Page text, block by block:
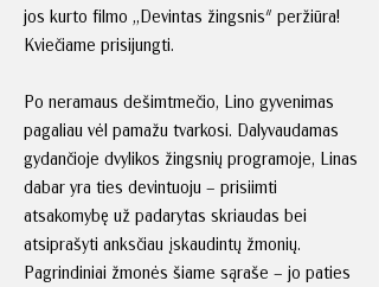
jos kurto filmo „Devintas žingsnis" peržiūra!
Kviečiame prisijungti.
Po neramaus dešimtmečio, Lino gyvenimas
pagaliau vėl pamažu tvarkosi. Dalyvaudamas
gydančioje dvylikos žingsnių programoje, Linas
dabar yra ties devintuoju – prisiimti
atsakomybę už padarytas skriaudas bei
atsiprašyti anksčiau įskaudintų žmonių.
Pagrindiniai žmonės šiame sąraše – jo paties